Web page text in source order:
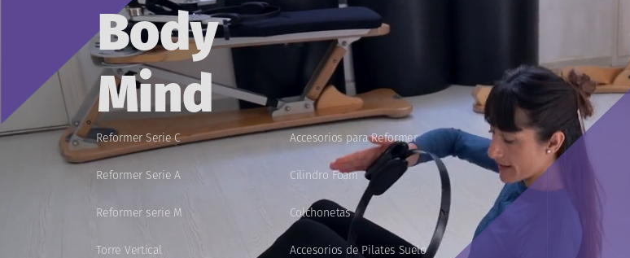
Body
Mind
Cilindro Foam
Reformer Serie A
Accesorios para Reformer
Reformer Serie C
Accesorios de Pilates Suelo
Torre Vertical
Colchonetas
Reformer serie M